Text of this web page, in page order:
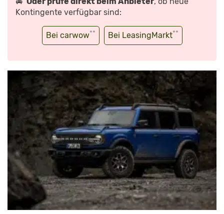
Kontingente verfügbar sind:
Bei carwow** Bei LeasingMarkt**